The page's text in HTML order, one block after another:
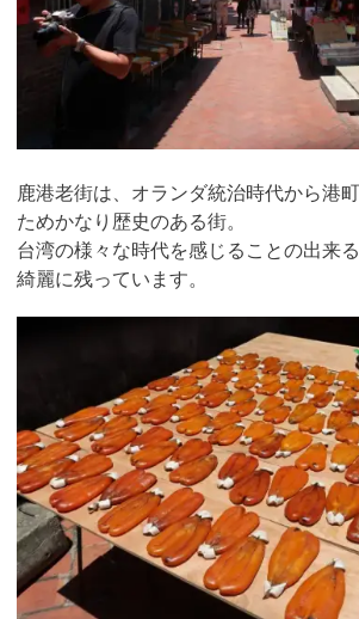
鹿港老街は、オランダ統治時代から港
ためかなり歴史のある街。
台湾の様々な時代を感じることの出来
綺麗に残っています。